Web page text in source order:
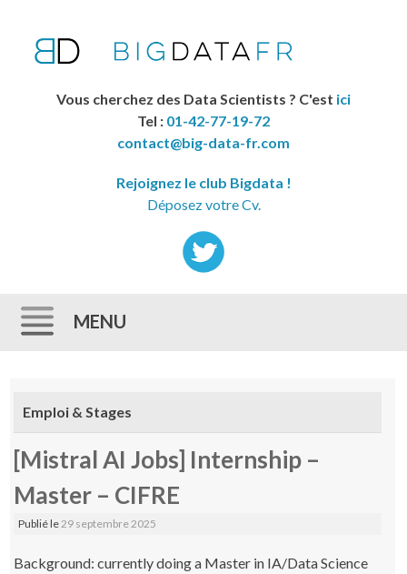
Vous cherchez des Data Scientists ? C'est ici
Tel : 01-42-77-19-72
contact@big-data-fr.com
Rejoignez le club Bigdata !
Déposez votre Cv.
MENU
Emploi & Stages
[Mistral AI Jobs] Internship –
Master – CIFRE
Publié le 29 septembre 2025
Background: currently doing a Master in IA/Data Science